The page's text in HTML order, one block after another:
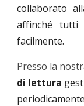
collaborato
affinché tutti
facilmente.
Presso la
di lettura